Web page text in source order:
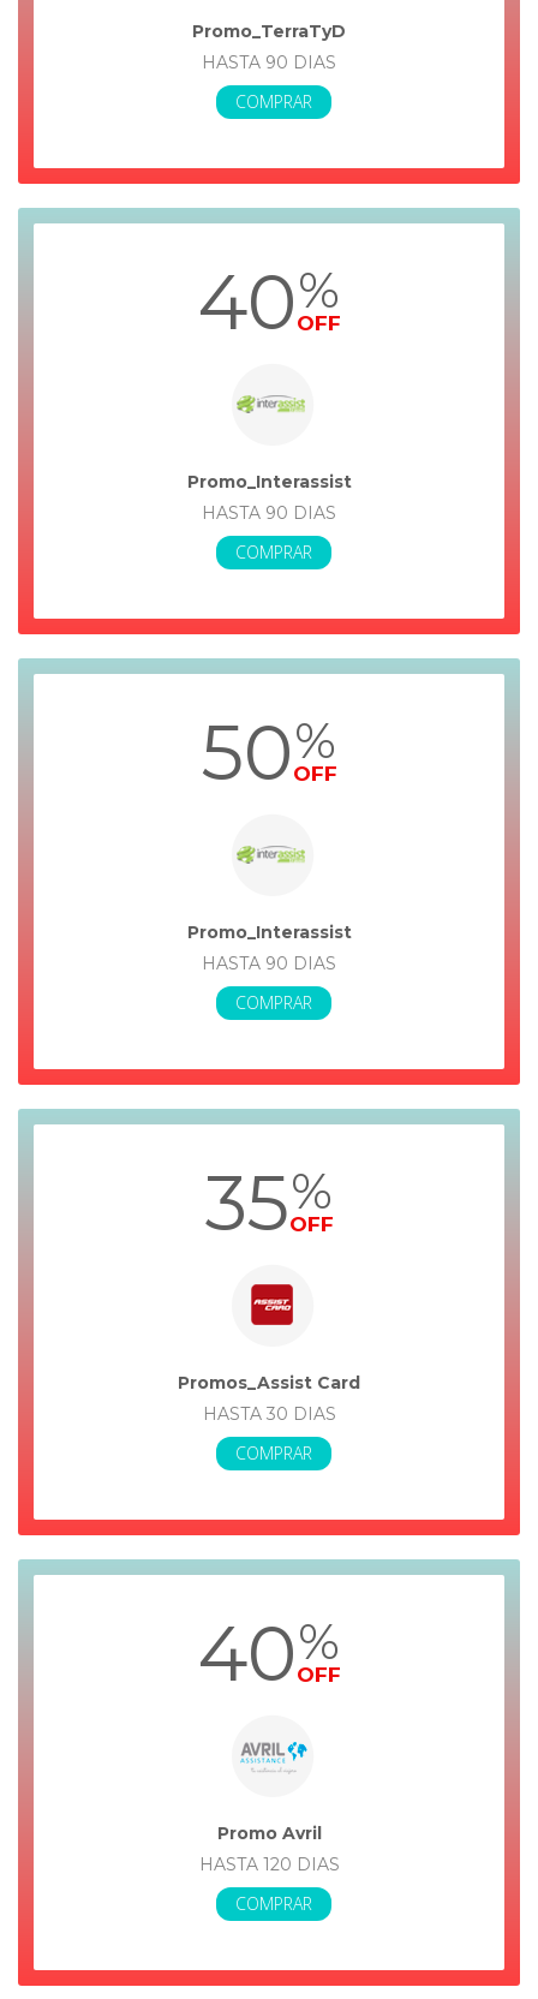
Promo_TerraTyD
HASTA 90 DIAS
COMPRAR
40%
OFF
Promo_Interassist
HASTA 90 DIAS
COMPRAR
50%
OFF
Promo_Interassist
HASTA 90 DIAS
COMPRAR
35%
OFF
Promos_Assist Card
HASTA 30 DIAS
COMPRAR
40%
OFF
Promo Avril
HASTA 120 DIAS
COMPRAR